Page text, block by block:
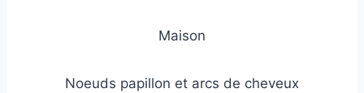
Maison
Noeuds papillon et arcs de cheveux